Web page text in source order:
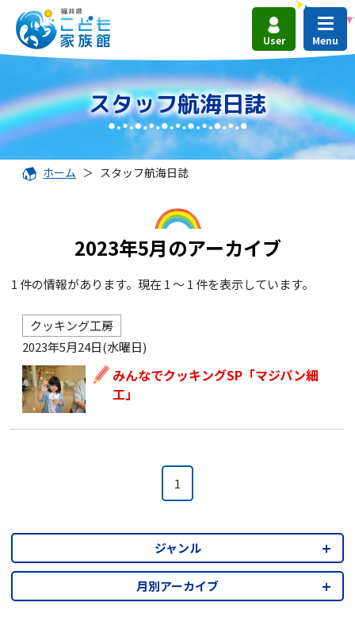
User
スタッフ航海日誌
ホーム ＞ スタッフ航海日誌
2023年5月のアーカイブ
1 件の情報があります。現在 1 ～ 1 件を表示しています。
クッキング工房
2023年5月24日(水曜日)
みんなでクッキングSP「マジパン細
工」
1
ジャンル
月別アーカイブ